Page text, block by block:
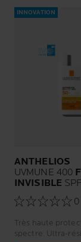
INNOVATION
ANTHELIOS
UVMUNE 400
INVISIBLE
SANS PARFUM
0
Très haute
spectre. Ultra-